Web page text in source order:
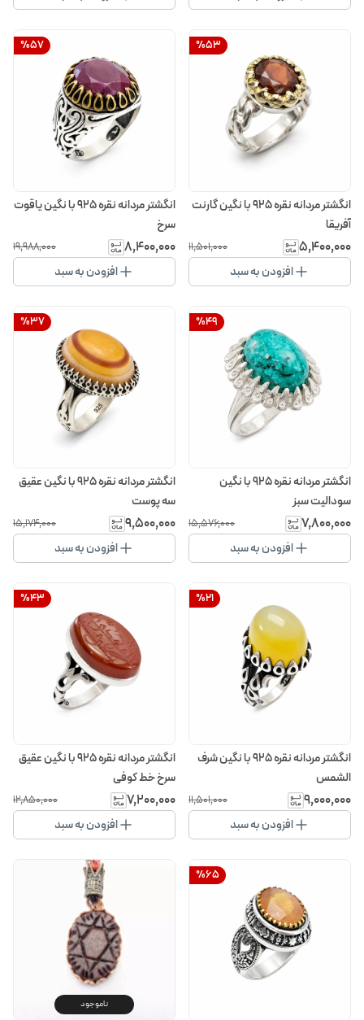
%53
انگشتر مردانه نقره 925 با نگین گارنت
آفریقا
۵٬۴۰۰٬۰۰۰ ۱۱٬۵۰۱٬۰۰۰
افزودن به سبد
%57
انگشتر مردانه نقره 925 با نگین یاقوت
سرخ
۸٬۴۰۰٬۰۰۰ ۱۹٬۹۸۸٬۰۰۰
افزودن به سبد
%49
انگشتر مردانه نقره 925 با نگین
سودالیت سبز
۷٬۸۰۰٬۰۰۰ ۱۵٬۵۷۶٬۰۰۰
افزودن به سبد
%37
انگشتر مردانه نقره 925 با نگین عقیق
سه پوست
۹٬۵۰۰٬۰۰۰ ۱۵٬۱۷۴٬۰۰۰
افزودن به سبد
%21
انگشتر مردانه نقره 925 با نگین شرف
الشمس
۹٬۰۰۰٬۰۰۰ ۱۱٬۵۰۱٬۰۰۰
افزودن به سبد
%43
انگشتر مردانه نقره 925 با نگین عقیق
سرخ خط کوفی
۷٬۲۰۰٬۰۰۰ ۱۲٬۸۵۰٬۰۰۰
افزودن به سبد
%65
ناموجود